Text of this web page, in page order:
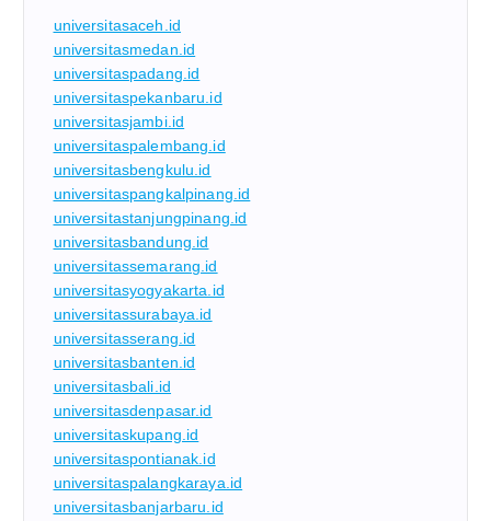
universitasaceh.id
universitasmedan.id
universitaspadang.id
universitaspekanbaru.id
universitasjambi.id
universitaspalembang.id
universitasbengkulu.id
universitaspangkalpinang.id
universitastanjungpinang.id
universitasbandung.id
universitassemarang.id
universitasyogyakarta.id
universitassurabaya.id
universitasserang.id
universitasbanten.id
universitasbali.id
universitasdenpasar.id
universitaskupang.id
universitaspontianak.id
universitaspalangkaraya.id
universitasbanjarbaru.id